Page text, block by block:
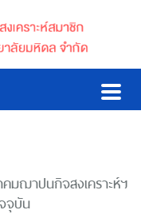
มฌาปนกิจสงเคราะห์ฯ
จุบัน